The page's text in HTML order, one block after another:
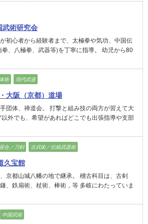
武術研究会
初心者から経験者まで、太極拳や気功、中国伝
、八極拳、武器等)を丁寧に指導。 幼児から80
術 現代武道
大阪（京都）道場
団体、禅道会。 打撃と組み技の両方が習えて大
外でも、希望があればどこでも出張指導や支部
合／刀剣 古武術／伝統武器術
久宝館
京都山城八幡の地で継承。 稽古科目は、古剣
、鉄扇術、杖術、棒術，等 多岐にわたっていま
中国武術